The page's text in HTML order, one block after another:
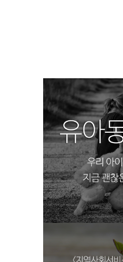
바우처프로그램1
광주심리상담코칭센터